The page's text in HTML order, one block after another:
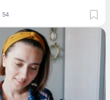
54